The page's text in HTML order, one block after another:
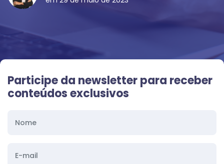
Participe da newsletter para receber
conteúdos exclusivos